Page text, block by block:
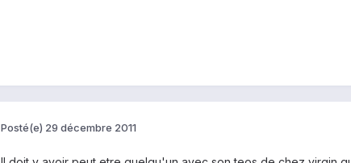
Posté(e) 29 décembre 2011